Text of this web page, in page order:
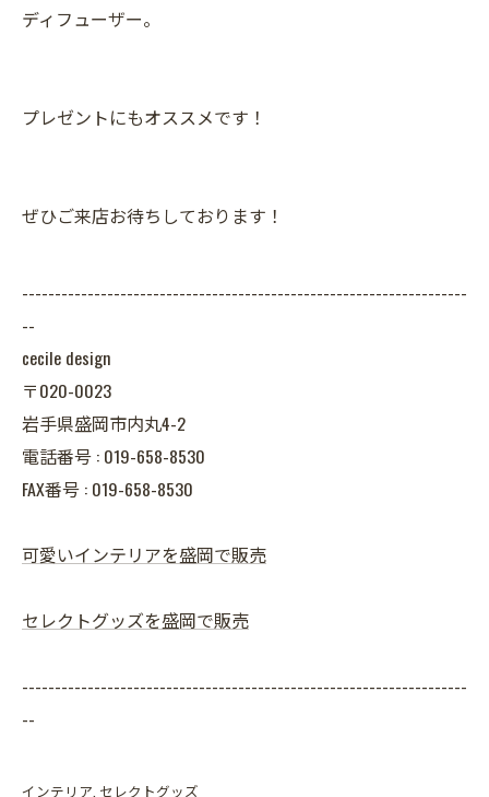
ディフューザー。
プレゼントにもオススメです！
ぜひご来店お待ちしております！
--------------------------------------------------------------------
--
cecile design
〒020-0023
岩手県盛岡市内丸4-2
電話番号 : 019-658-8530
FAX番号 : 019-658-8530
可愛いインテリアを盛岡で販売
セレクトグッズを盛岡で販売
--------------------------------------------------------------------
--
インテリア セレクトグッズ